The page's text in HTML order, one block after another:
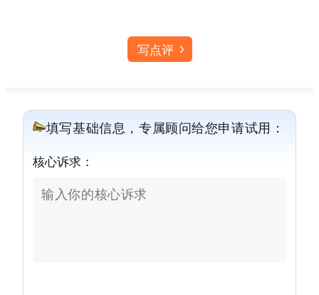
写点评
填写基础信息，专属顾问给您申请试用：
核心诉求：